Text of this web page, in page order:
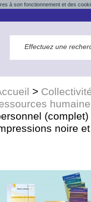
à son fonctionnement et des
>
noire